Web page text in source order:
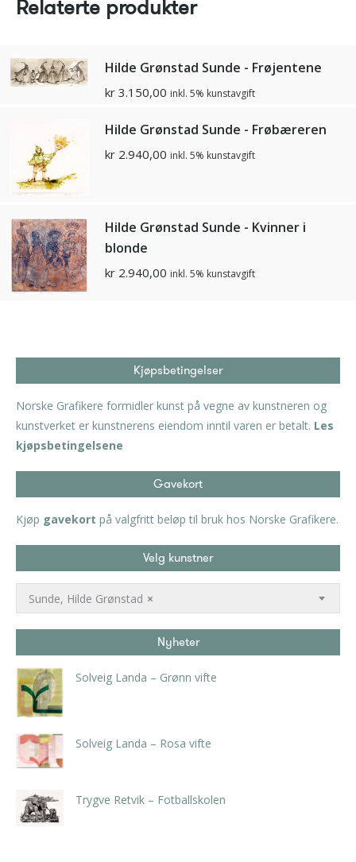
Relaterte produkter
Hilde Grønstad Sunde - Frøjentene
kr 3.150,00 inkl. 5% kunstavgift
Hilde Grønstad Sunde - Frøbæreren
kr 2.940,00 inkl. 5% kunstavgift
Hilde Grønstad Sunde - Kvinner i
blonde
kr 2.940,00 inkl. 5% kunstavgift
Kjøpsbetingelser
Norske Grafikere formidler kunst på vegne av kunstneren og
kunstverket er kunstnerens eiendom inntil varen er betalt. Les
kjøpsbetingelsene
Gavekort
Kjøp gavekort på valgfritt beløp til bruk hos Norske Grafikere.
Velg kunstner
×
Sunde, Hilde Grønstad
Nyheter
Solveig Landa – Grønn vifte
Solveig Landa – Rosa vifte
Trygve Retvik – Fotballskolen